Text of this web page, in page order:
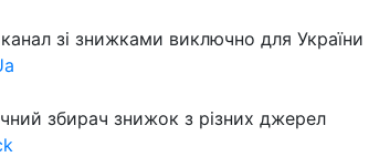
зі знижками виключно для України
збирач знижок з різних джерел